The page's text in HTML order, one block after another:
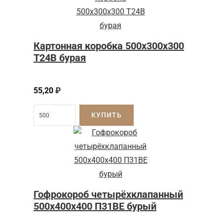
Картонная коробка 500x300x300
Т24B бурая
55,20 ₽
КУПИТЬ
Гофрокороб четырёхклапанный
500x400x400 П31BE бурый